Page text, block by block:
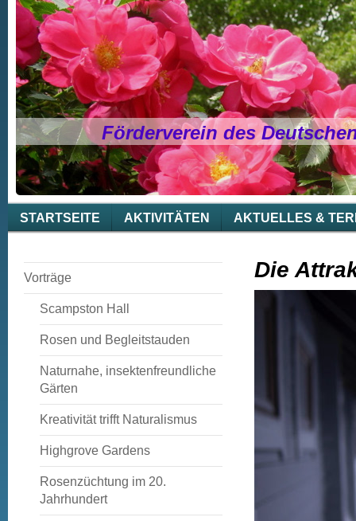
Förderverein des
STARTSEITE AKTIVITÄTEN AKTUELLES &
Vorträge
Scampston Hall
Rosen und Begleitstauden
Naturnahe, insektenfreundliche
Gärten
Kreativität trifft Naturalismus
Highgrove Gardens
Rosenzüchtung im 20.
Jahrhundert
Die